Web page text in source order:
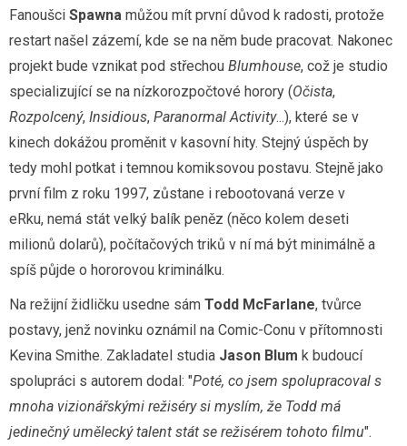
Fanoušci Spawna můžou mít první důvod k radosti, protože
restart našel zázemí, kde se na něm bude pracovat. Nakonec
projekt bude vznikat pod střechou Blumhouse, což je studio
specializující se na nízkorozpočtové horory (Očista,
Rozpolcený, Insidious, Paranormal Activity...), které se v
kinech dokážou proměnit v kasovní hity. Stejný úspěch by
tedy mohl potkat i temnou komiksovou postavu. Stejně jako
první film z roku 1997, zůstane i rebootovaná verze v
eRku, nemá stát velký balík peněz (něco kolem deseti
milionů dolarů), počítačových triků v ní má být minimálně a
spíš půjde o hororovou kriminálku.
Na režijní židličku usedne sám Todd McFarlane, tvůrce
postavy, jenž novinku oznámil na Comic-Conu v přítomnosti
Kevina Smithe. Zakladatel studia Jason Blum k budoucí
spolupráci s autorem dodal: "Poté, co jsem spolupracoval s
mnoha vizionářskými režiséry si myslím, že Todd má
jedinečný umělecký talent stát se režisérem tohoto filmu".